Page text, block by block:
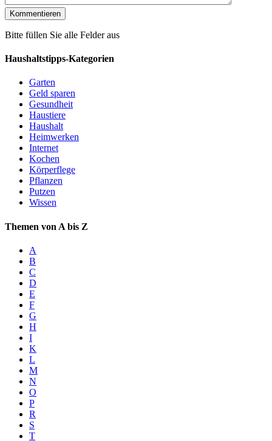
Bitte füllen Sie alle Felder aus
Haushaltstipps-Kategorien
Garten
Geld sparen
Gesundheit
Haustiere
Haushalt
Heimwerken
Internet
Kochen
Körperflege
Pflanzen
Putzen
Wissen
Themen von A bis Z
A
B
C
D
E
F
G
H
I
K
L
M
N
O
P
R
S
T